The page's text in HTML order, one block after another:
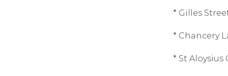
* Gilles
* Chancery
* St Aloysius